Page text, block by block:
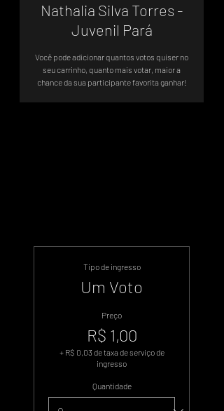
Nathalia Silva Torres -
Juvenil Pará
Você pode adicionar quantos votos quiser no
seu carrinho, quanto mais votar, maior a
chance da sua participante favorita ganhar!
Tipo de ingresso
Um Voto
Preço
R$ 1,00
+ R$ 0,03 de taxa de serviço de
ingresso
Quantidade